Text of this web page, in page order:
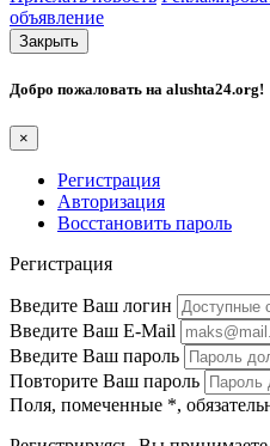
объявление
Закрыть
Добро пожаловать на alushta24.org!
×
Регистрация
Авторизация
Восстановить пароль
Регистрация
Введите Ваш логин
Введите Ваш E-Mail
Введите Ваш пароль
Повторите Ваш пароль
Поля, помеченные *,